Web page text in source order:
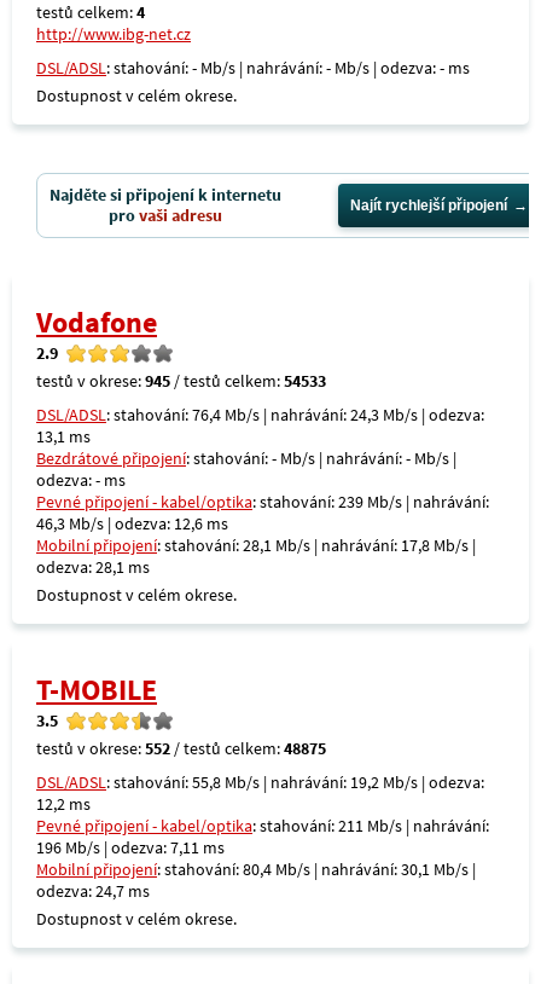
testů celkem:4
http://www.ibg-net.cz
DSL/ADSL: stahování: - Mb/s | nahrávání: - Mb/s | odezva: - ms
Dostupnost v celém okrese.
Najděte si připojení k internetu
provaši adresu Najít rychlejší připojení
Vodafone
2.9
testů v okrese:945 / testů celkem:54533
DSL/ADSL: stahování: 76,4 Mb/s | nahrávání: 24,3 Mb/s | odezva:
13,1 ms
Bezdrátové připojení: stahování: - Mb/s | nahrávání: - Mb/s |
odezva: - ms
Pevné připojení - kabel/optika: stahování: 239 Mb/s | nahrávání:
46,3 Mb/s | odezva: 12,6 ms
Mobilní připojení: stahování: 28,1 Mb/s | nahrávání: 17,8 Mb/s |
odezva: 28,1 ms
Dostupnost v celém okrese.
T-MOBILE
3.5
testů v okrese:552 / testů celkem:48875
DSL/ADSL: stahování: 55,8 Mb/s | nahrávání: 19,2 Mb/s | odezva:
12,2 ms
Pevné připojení - kabel/optika: stahování: 211 Mb/s | nahrávání:
196 Mb/s | odezva: 7,11 ms
Mobilní připojení: stahování: 80,4 Mb/s | nahrávání: 30,1 Mb/s |
odezva: 24,7 ms
Dostupnost v celém okrese.